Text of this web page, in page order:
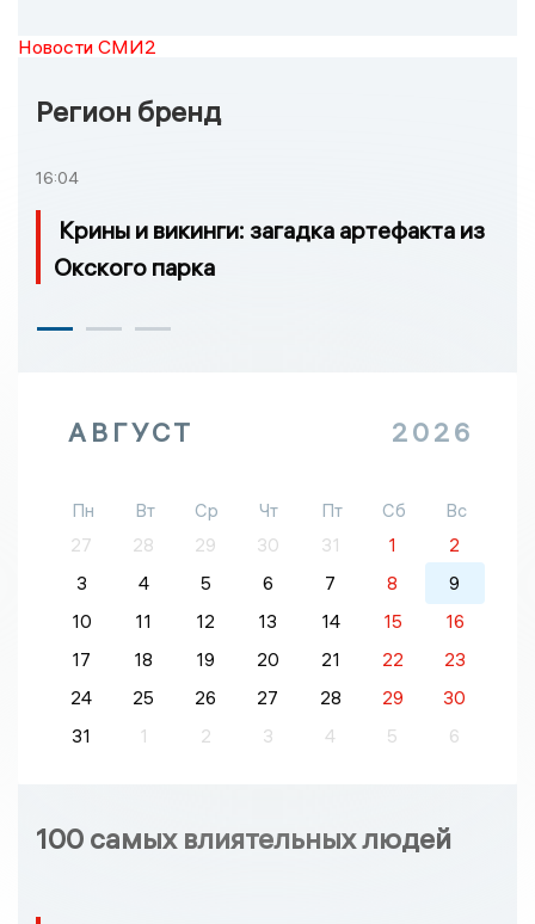
Новости СМИ2
Регион бренд
16:04
Крины и викинги: загадка артефакта из
Окского парка
АВГУСТ 2026
Пн Вт Ср Чт Пт Сб
Вс
27
28 29 30 31 1
2
3
4 5 6 7 8
9
10
11 12 13 14 15
16
17
18 19 20 21 22
23
24
25 26 27 28 29
30
31
1 2 3 4 5 6
100 самых влиятельных людей